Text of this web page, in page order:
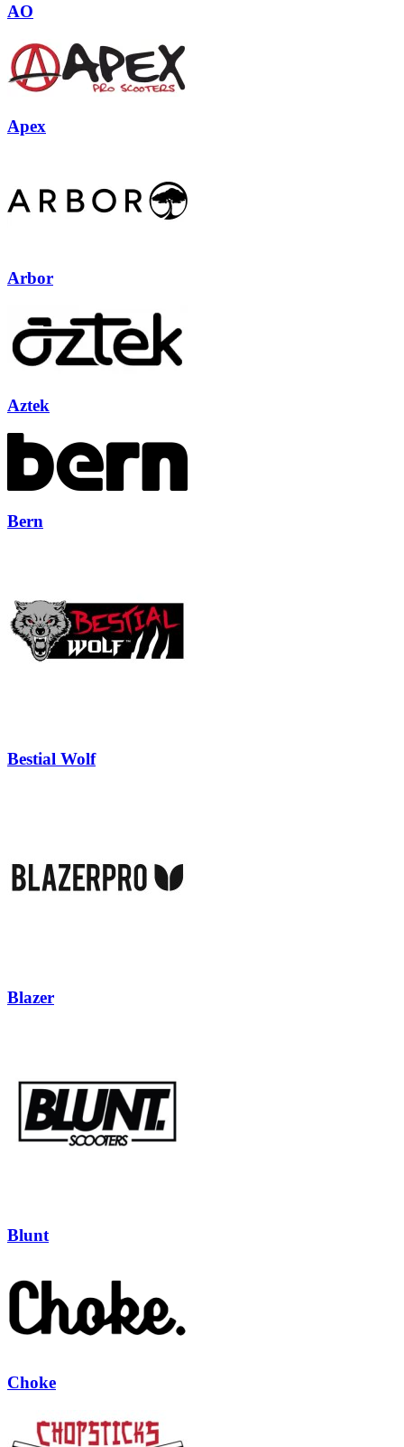
AO
Apex
Arbor
Aztek
Bern
Bestial Wolf
Blazer
Blunt
Choke